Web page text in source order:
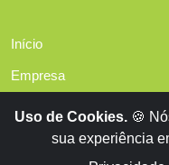
Início
Empresa
Financiamentos
Uso de Cookies. 🍪
sua experiência